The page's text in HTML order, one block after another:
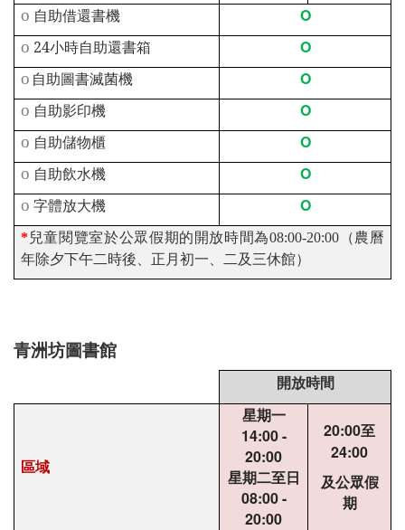
o 自助借還書機 O
o 24小時自助還書箱 O
o 自助圖書滅菌機 O
o 自助影印機 O
o 自助儲物櫃 O
o 自助飲水機 O
o 字體放大機 O
*兒童閱覽室於公眾假期的開放時間為08:00-20:00（農曆
年除夕下午二時後、正月初一、二及三休館）
青洲坊圖書館
開放時間
區域
星期一
14:00 -
20:00
星期二至日
08:00 -
20:00
20:00至
24:00
及公眾假
期